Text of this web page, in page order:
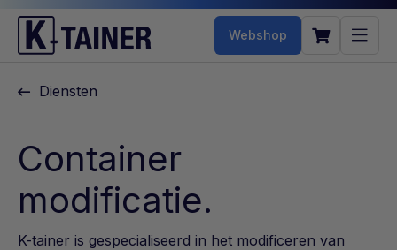
Webshop
Diensten
Container
modificatie.
K-tainer is gespecialiseerd in het modificeren van